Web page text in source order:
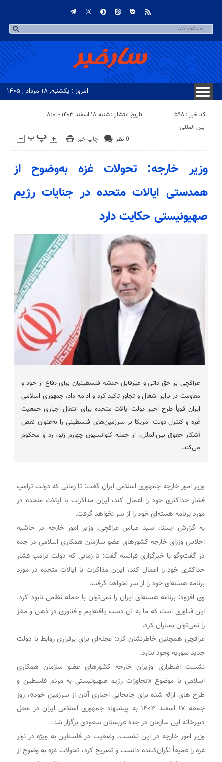
امروز : یکشنبه, ۱۸ مرداد , ۱۴۰۵
کد خبر : 598 تاریخ انتشار : شنبه ۱۸ اسفند ۱۴۰۳ - ۸:۰۱
چاپ خبر 0 نظر
بین المللی
وزیر خارجه: تحولات غزه به‌وضوح از
همدستی ایالات متحده در جنایات رژیم
صهیونیستی حکایت دارد
عراقچی بر حق ذاتی و غیرقابل خدشه فلسطینیان برای دفاع از خود و
مقاومت در برابر اشغال و تجاوز تاکید کرد و ادامه داد، جمهوری اسلامی
ایران قویاً طرح اخیر دولت ایالات متحده برای انتقال اجباری جمعیت
غزه و کنترل دولت امریکا بر سرزمین‌های‌ فلسطینی را به‌عنوان نقض
آشکار حقوق بین‌الملل، از جمله کنوانسیون چهارم ژنو، رد و محکوم
می‌کند.
وزیر امور خارجه جمهوری اسلامی ایران گفت: تا زمانی که دولت ترامپ
فشار حداکثری خود را اعمال کند، ایران مذاکرات با ایالات متحده در
مورد برنامه هسته‌ای خود را از سر نخواهد گرفت.
به گزارش ایسنا، سید عباس عراقچی، وزیر امور خارجه در حاشیه
اجلاس وزرای خارجه کشورهای عضو سازمان همکاری اسلامی در جده
در گفت‌وگو با خبرگزاری فرانسه گفت: تا زمانی که دولت ترامپ فشار
حداکثری خود را اعمال کند، ایران مذاکرات با ایالات متحده در مورد
برنامه هسته‌ای خود را از سر نخواهد گرفت.
وی افزود: برنامه هسته‌ای ایران را نمی‌توان با حمله نظامی نابود کرد.
این فناوری است که ما به آن دست یافته‌ایم و فناوری در ذهن و مغز
را نمی‌توان بمباران کرد.
عراقچی همچنین خاطرنشان کرد: عجله‌ای برای برقراری روابط با دولت
جدید سوریه وجود ندارد.
نشست اضطراری وزیران خارجه کشورهای عضو سازمان همکاری
اسلامی با موضوع «تجاوزات رژیم صهیونیستی به مردم فلسطین و
طرح های ارائه شده برای جابجایی اجباری آنان از سرزمین خود»، روز
جمعه ۱۷ اسفند ۱۴۰۳ به پیشنهاد جمهوری اسلامی ایران در محل
دبیرخانه این سازمان در جده عربستان سعودی برگزار شد.
وزیر امور خارجه در این نشست، وضعیت در فلسطین به‌ ویژه در نوار
غزه را عمیقاً نگران‌کننده دانست و تصریح کرد، تحولات غزه به‌ وضوح از